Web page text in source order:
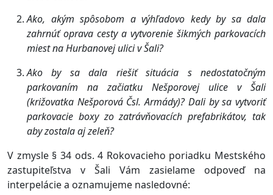
Ako, akým spôsobom a výhľadovo kedy by sa dala
zahrnúť oprava cesty a vytvorenie šikmých parkovacích
miest na Hurbanovej ulici v Šali?
Ako by sa dala riešiť situácia s nedostatočným
parkovaním na začiatku Nešporovej ulice v Šali
(križovatka Nešporová Čsl. Armády)? Dali by sa vytvoriť
parkovacie boxy zo zatrávňovacích prefabrikátov, tak
aby zostala aj zeleň?
V zmysle § 34 ods. 4 Rokovacieho poriadku Mestského
zastupiteľstva v Šali Vám zasielame odpoveď na
interpelácie a oznamujeme nasledovné: